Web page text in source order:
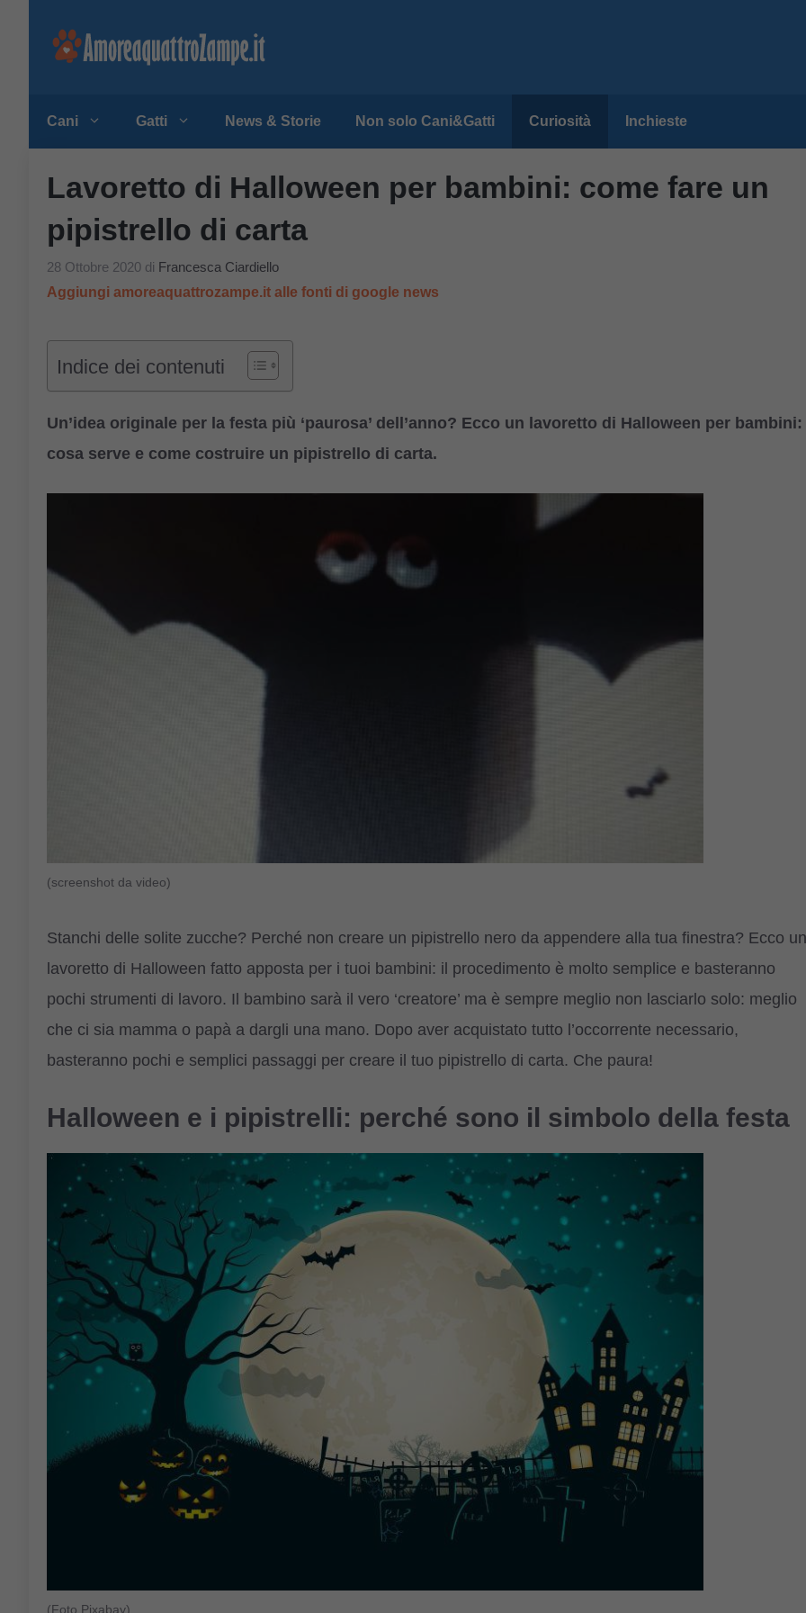
Cani Gatti News & Storie Non solo Cani&Gatti Curiosità Inchieste
Lavoretto di Halloween per bambini: come fare un
pipistrello di carta
28 Ottobre 2020 di Francesca Ciardiello
Aggiungi amoreaquattrozampe.it alle fonti di google news
Indice dei contenuti
Un’idea originale per la festa più ‘paurosa’ dell’anno? Ecco un lavoretto di Halloween per bambini:
cosa serve e come costruire un pipistrello di carta.
(screenshot da video)
Stanchi delle solite zucche? Perché non creare un pipistrello nero da appendere alla tua finestra? Ecco un
lavoretto di Halloween fatto apposta per i tuoi bambini: il procedimento è molto semplice e basteranno
pochi strumenti di lavoro. Il bambino sarà il vero ‘creatore’ ma è sempre meglio non lasciarlo solo: meglio
che ci sia mamma o papà a dargli una mano. Dopo aver acquistato tutto l’occorrente necessario,
basteranno pochi e semplici passaggi per creare il tuo pipistrello di carta. Che paura!
Halloween e i pipistrelli: perché sono il simbolo della festa
(Foto Pixabay)